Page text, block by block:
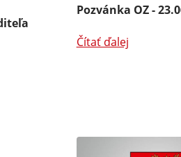
Pozvánka OZ -
Čítať ďalej